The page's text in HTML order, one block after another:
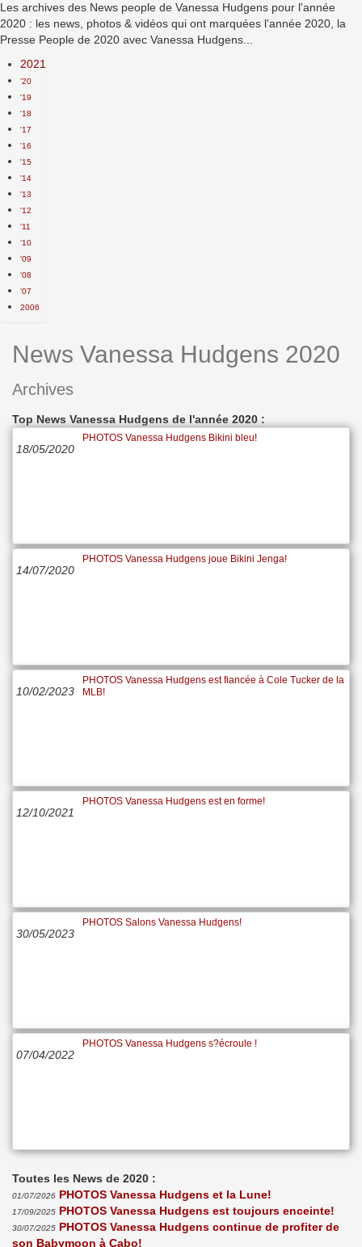
Les archives des News people de Vanessa Hudgens pour l'année
2020 : les news, photos & vidéos qui ont marquées l'année 2020, la
Presse People de 2020 avec Vanessa Hudgens...
2021
'20
'19
'18
'17
'16
'15
'14
'13
'12
'11
'10
'09
'08
'07
2006
News Vanessa Hudgens 2020
Archives
Top News Vanessa Hudgens de l'année 2020 :
18/05/2020
PHOTOS Vanessa Hudgens Bikini bleu!
14/07/2020
PHOTOS Vanessa Hudgens joue Bikini Jenga!
10/02/2023
PHOTOS Vanessa Hudgens est fiancée à Cole Tucker de la
MLB!
12/10/2021
PHOTOS Vanessa Hudgens est en forme!
30/05/2023
PHOTOS Salons Vanessa Hudgens!
07/04/2022
PHOTOS Vanessa Hudgens s?écroule !
Toutes les News de 2020 :
01/07/2026 PHOTOS Vanessa Hudgens et la Lune!
17/09/2025 PHOTOS Vanessa Hudgens est toujours enceinte!
30/07/2025 PHOTOS Vanessa Hudgens continue de profiter de
son Babymoon à Cabo!